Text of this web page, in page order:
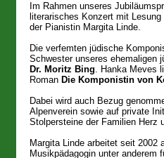
Im Rahmen unseres
literarisches Konzert mit
der Pianistin Margita Linde.
Die verfemten jüdische
Schwester unseres ehemaligen
Dr. Moritz Bing. Hanka Meves
Roman Die Komponistin von
Dabei wird auch Bezug
Alpenverein sowie auf private
Stolpersteine der Familien Herz
Margita Linde arbeitet seit 2002
Musikpädagogin unter anderem